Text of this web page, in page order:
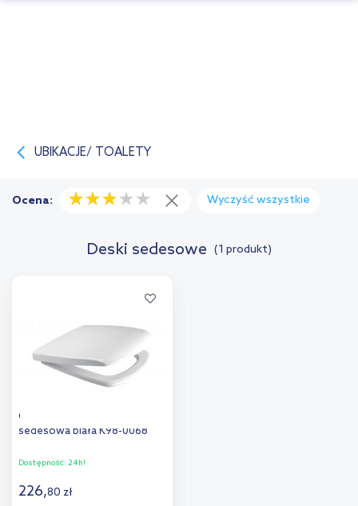
UBIKACJE/ TOALETY
Deski sedesowe (1 produkt)
Ocena: Wyczyść wszystkie
Cersanit Carina deska
sedesowa biała K98-0068
Dostępność: 24h!
226,80 zł